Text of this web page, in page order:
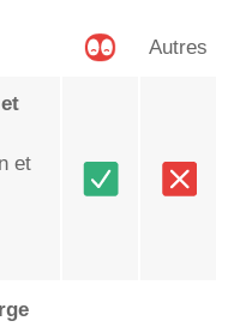
Autres
et